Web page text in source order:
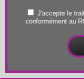
J'accepte le
conformément au